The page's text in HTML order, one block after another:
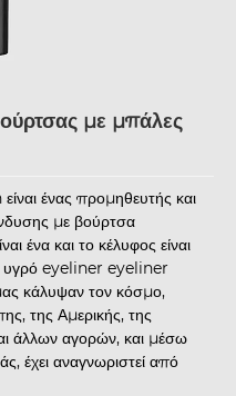
με μπάλες
ένας προμηθευτής και
με βούρτσα
ένα και το κέλυφος είναι
υγρό eyeliner eyeliner
κάλυψαν τον κόσμο,
της Αμερικής, της
άλλων αγορών, και μέσω
έχει αναγνωριστεί από